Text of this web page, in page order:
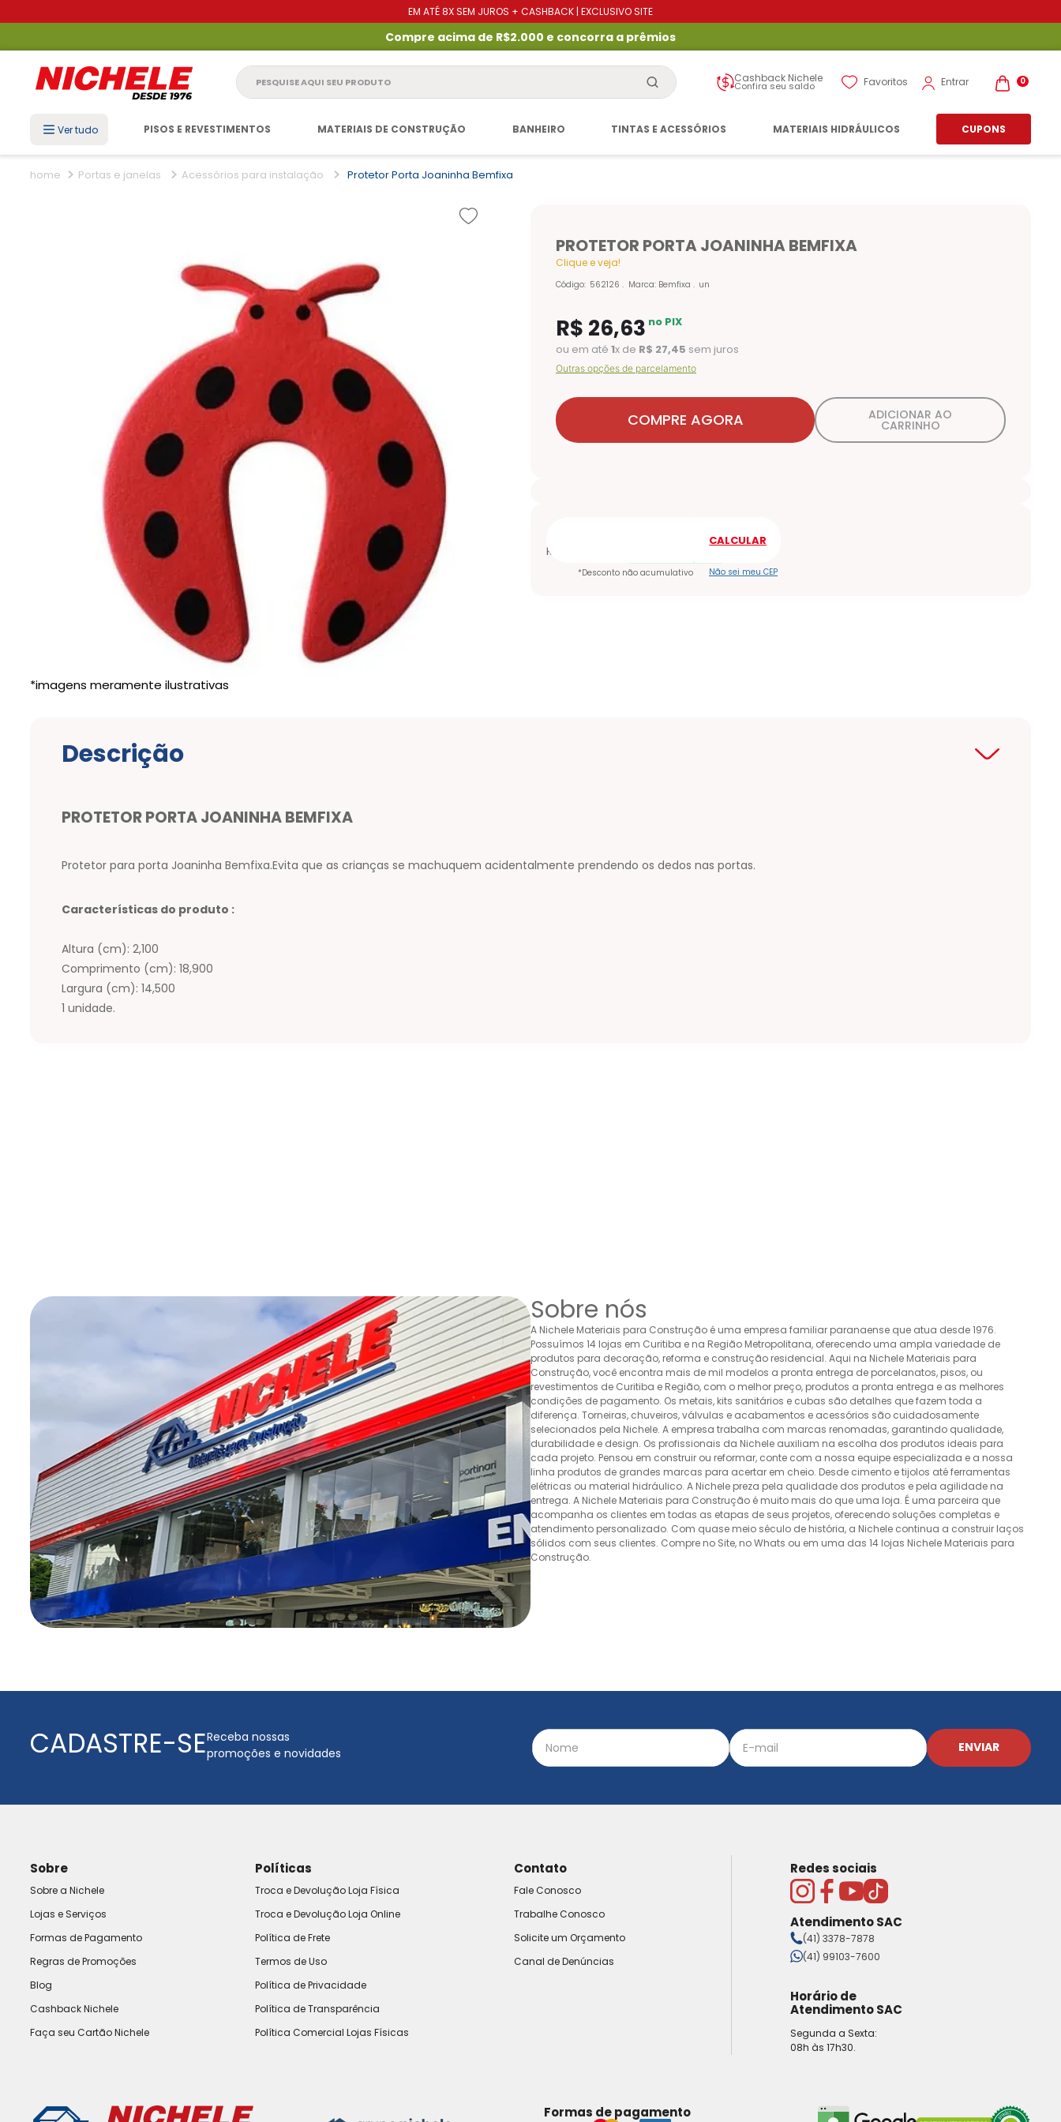
EM ATÉ 8X SEM JUROS + CASHBACK | EXCLUSIVO SITE
Compre acima de R$2.000 e concorra a prêmios
Pesquise aqui seu produto Cashback Nichele
Confira seu saldo Favoritos Entrar 0
Ver tudo PISOS E REVESTIMENTOS MATERIAIS DE CONSTRUÇÃO BANHEIRO TINTAS E ACESSÓRIOS MATERIAIS HIDRÁULICOS CUPONS
Portas e janelas Acessórios para instalação Protetor Porta Joaninha Bemfixa
PROTETOR PORTA JOANINHA BEMFIXA
Clique e veja!
Código: 562126 Marca: Bemfixa un
R$ 26,63 no PIX
ou em até 1x de R$ 27,45 sem juros
Outras opções de parcelamento
COMPRE AGORA ADICIONAR AO
CARRINHO
Não sei meu CEP
Descrição
PROTETOR PORTA JOANINHA BEMFIXA
Protetor para porta Joaninha Bemfixa.Evita que as crianças se machuquem acidentalmente prendendo os dedos nas portas.
Características do produto :
Altura (cm): 2,100
Comprimento (cm): 18,900
Largura (cm): 14,500
1 unidade.
Sobre nós
A Nichele Materiais para Construção é uma empresa familiar paranaense que atua desde 1976.
Possuímos 14 lojas em Curitiba e na Região Metropolitana, oferecendo uma ampla variedade de
produtos para decoração, reforma e construção residencial. Aqui na Nichele Materiais para
Construção, você encontra mais de mil modelos a pronta entrega de porcelanatos, pisos, ou
revestimentos de Curitiba e Região, com o melhor preço, produtos a pronta entrega e as melhores
condições de pagamento. Os metais, kits sanitários e cubas são detalhes que fazem toda a
diferença. Torneiras, chuveiros, válvulas e acabamentos e acessórios são cuidadosamente
selecionados pela Nichele. A empresa trabalha com marcas renomadas, garantindo qualidade,
durabilidade e design. Os profissionais da Nichele auxiliam na escolha dos produtos ideais para
cada projeto. Pensou em construir ou reformar, conte com a nossa equipe especializada e a nossa
linha produtos de grandes marcas para acertar em cheio. Desde cimento e tijolos até ferramentas
elétricas ou material hidráulico. A Nichele preza pela qualidade dos produtos e pela agilidade na
entrega. A Nichele Materiais para Construção é muito mais do que uma loja. É uma parceira que
acompanha os clientes em todas as etapas de seus projetos, oferecendo soluções completas e
atendimento personalizado. Com quase meio século de história, a Nichele continua a construir laços
sólidos com seus clientes. Compre no Site, no Whats ou em uma das 14 lojas Nichele Materiais para
Construção.
CADASTRE-SEReceba nossas
promoções e novidades
ENVIAR
Sobre
Sobre a Nichele
Lojas e Serviços
Formas de Pagamento
Regras de Promoções
Blog
Cashback Nichele
Faça seu Cartão Nichele
Políticas
Troca e Devolução Loja Física
Troca e Devolução Loja Online
Política de Frete
Termos de Uso
Política de Privacidade
Política de Transparência
Política Comercial Lojas Físicas
Contato
Fale Conosco
Trabalhe Conosco
Solicite um Orçamento
Canal de Denúncias
Redes sociais
Atendimento SAC
(41) 3378-7878
(41) 99103-7600
Horário de
Atendimento SAC
Segunda a Sexta:
08h às 17h30.
Formas de pagamento